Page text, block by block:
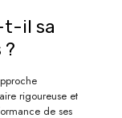
t-il sa
?
rigoureuse et
de ses